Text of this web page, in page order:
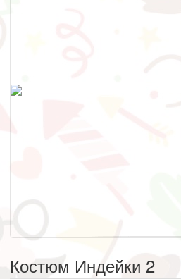
Костюм Индейки 2